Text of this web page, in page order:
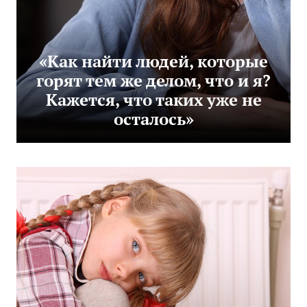
«Как найти людей, которые
горят тем же делом, что и я?
Кажется, что таких уже не
осталось»